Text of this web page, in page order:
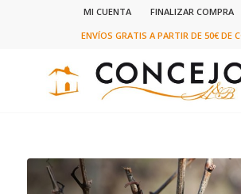
MI CUENTA FINALIZAR COMPRA
ENVÍOS GRATIS A PARTIR DE 50€ DE